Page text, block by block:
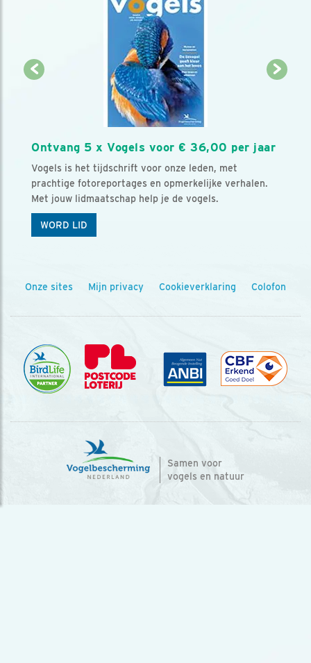
Ontvang 5 x Vogels voor € 36,00 per jaar
Vogels is het tijdschrift voor onze leden, met
prachtige fotoreportages en opmerkelijke verhalen.
Met jouw lidmaatschap help je de vogels.
WORD LID
Onze sites Mijn privacy Cookieverklaring Colofon
Samen voor
vogels en natuur